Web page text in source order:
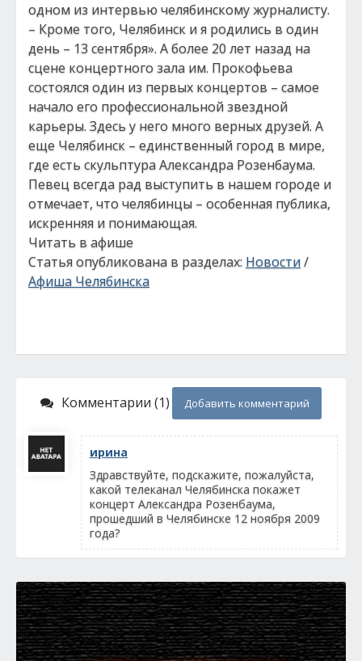
одном из интервью челябинскому журналисту.
– Кроме того, Челябинск и я родились в один
день – 13 сентября». А более 20 лет назад на
сцене концертного зала им. Прокофьева
состоялся один из первых концертов – самое
начало его профессиональной звездной
карьеры. Здесь у него много верных друзей. А
еще Челябинск – единственный город в мире,
где есть скульптура Александра Розенбаума.
Певец всегда рад выступить в нашем городе и
отмечает, что челябинцы – особенная публика,
искренняя и понимающая.
Читать в афише
Статья опубликована в разделах: Новости/
Афиша Челябинска
Комментарии (1) Добавить комментарий
ирина
Здравствуйте, подскажите, пожалуйста,
какой телеканал Челябинска покажет
концерт Александра Розенбаума,
прошедший в Челябинске 12 ноября 2009
года?